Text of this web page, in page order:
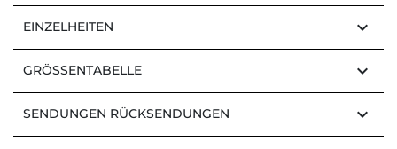
EINZELHEITEN keyboard_arrow_down
GRÖSSENTABELLE keyboard_arrow_down
SENDUNGEN RÜCKSENDUNGEN keyboard_arrow_down